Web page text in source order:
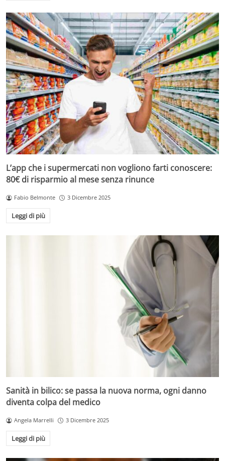
L’app che i supermercati non vogliono farti conoscere:
80€ di risparmio al mese senza rinunce
Fabio Belmonte 3 Dicembre 2025
Leggi di più
Sanità in bilico: se passa la nuova norma, ogni danno
diventa colpa del medico
Angela Marrelli 3 Dicembre 2025
Leggi di più